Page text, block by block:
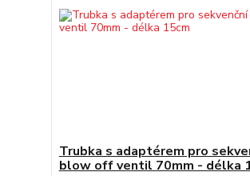
Trubka s adaptérem pro
blow off ventil 70mm - délka